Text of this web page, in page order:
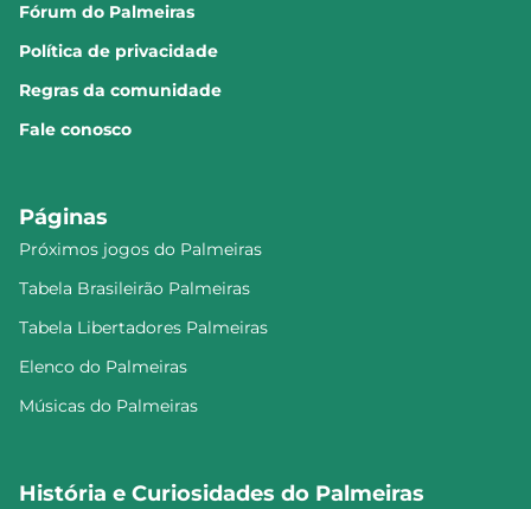
Fórum do Palmeiras
Política de privacidade
Regras da comunidade
Fale conosco
Páginas
Próximos jogos do Palmeiras
Tabela Brasileirão Palmeiras
Tabela Libertadores Palmeiras
Elenco do Palmeiras
Músicas do Palmeiras
História e Curiosidades do Palmeiras